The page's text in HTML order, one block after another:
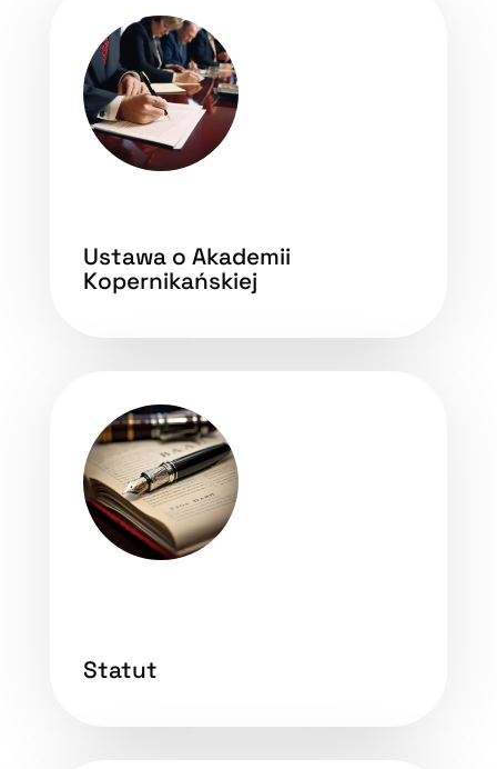
Ustawa o Akademii
Kopernikańskiej
Statut